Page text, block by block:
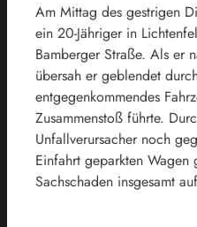
Am Mittag des gestrigen
ein 20-Jähriger in
Bamberger Straße. Als er
übersah er geblendet
entgegenkommendes
Zusammenstoß führte.
Unfallverursacher noch
Einfahrt geparkten Wagen
Sachschaden insgesamt